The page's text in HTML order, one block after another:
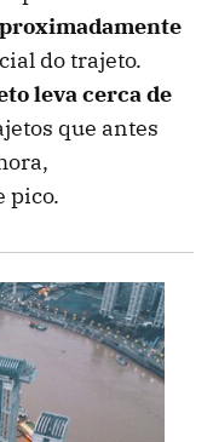
do trajeto.
leva cerca de
que antes
pico.